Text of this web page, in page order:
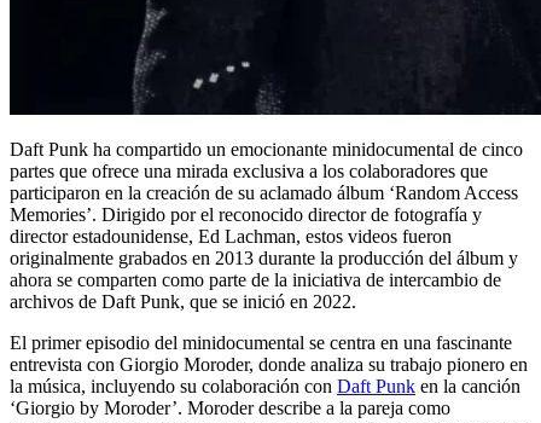
Daft Punk ha compartido un emocionante minidocumental de cinco
partes que ofrece una mirada exclusiva a los colaboradores que
participaron en la creación de su aclamado álbum ‘Random Access
Memories’. Dirigido por el reconocido director de fotografía y
director estadounidense, Ed Lachman, estos videos fueron
originalmente grabados en 2013 durante la producción del álbum y
ahora se comparten como parte de la iniciativa de intercambio de
archivos de Daft Punk, que se inició en 2022.
El primer episodio del minidocumental se centra en una fascinante
entrevista con Giorgio Moroder, donde analiza su trabajo pionero en
la música, incluyendo su colaboración con Daft Punk en la canción
‘Giorgio by Moroder’. Moroder describe a la pareja como